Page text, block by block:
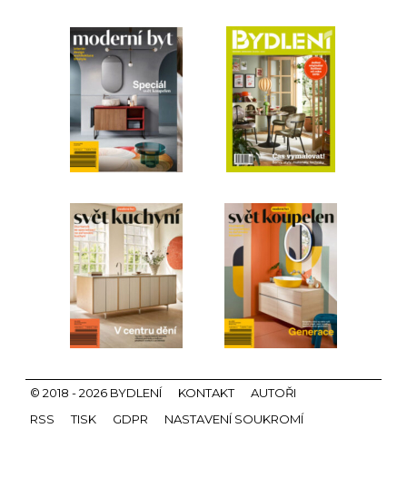
© 2018 - 2026 BYDLENÍ KONTAKT
AUTOŘI
RSS
TISK GDPR NASTAVENÍ SOUKROMÍ